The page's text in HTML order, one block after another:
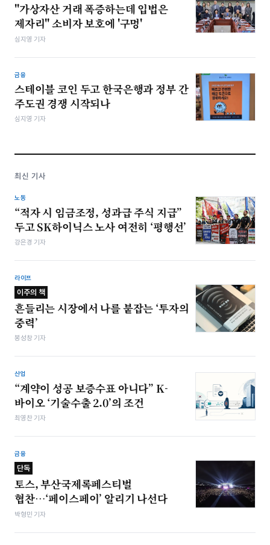
"가상자산 거래 폭증하는데 입법은
제자리" 소비자 보호에 '구멍'
심지영 기자
금융
스테이블 코인 두고 한국은행과 정부 간
주도권 경쟁 시작되나
심지영 기자
최신 기사
노동
“적자 시 임금조정, 성과급 주식 지급”
두고 SK하이닉스 노사 여전히 ‘평행선’
강은경 기자
라이프
이주의 책
흔들리는 시장에서 나를 붙잡는 ‘투자의
중력’
봉성창 기자
산업
“계약이 성공 보증수표 아니다” K-
바이오 ‘기술수출 2.0’의 조건
최영찬 기자
금융
단독
토스, 부산국제록페스티벌
협찬…‘페이스페이’ 알리기 나선다
박형민 기자